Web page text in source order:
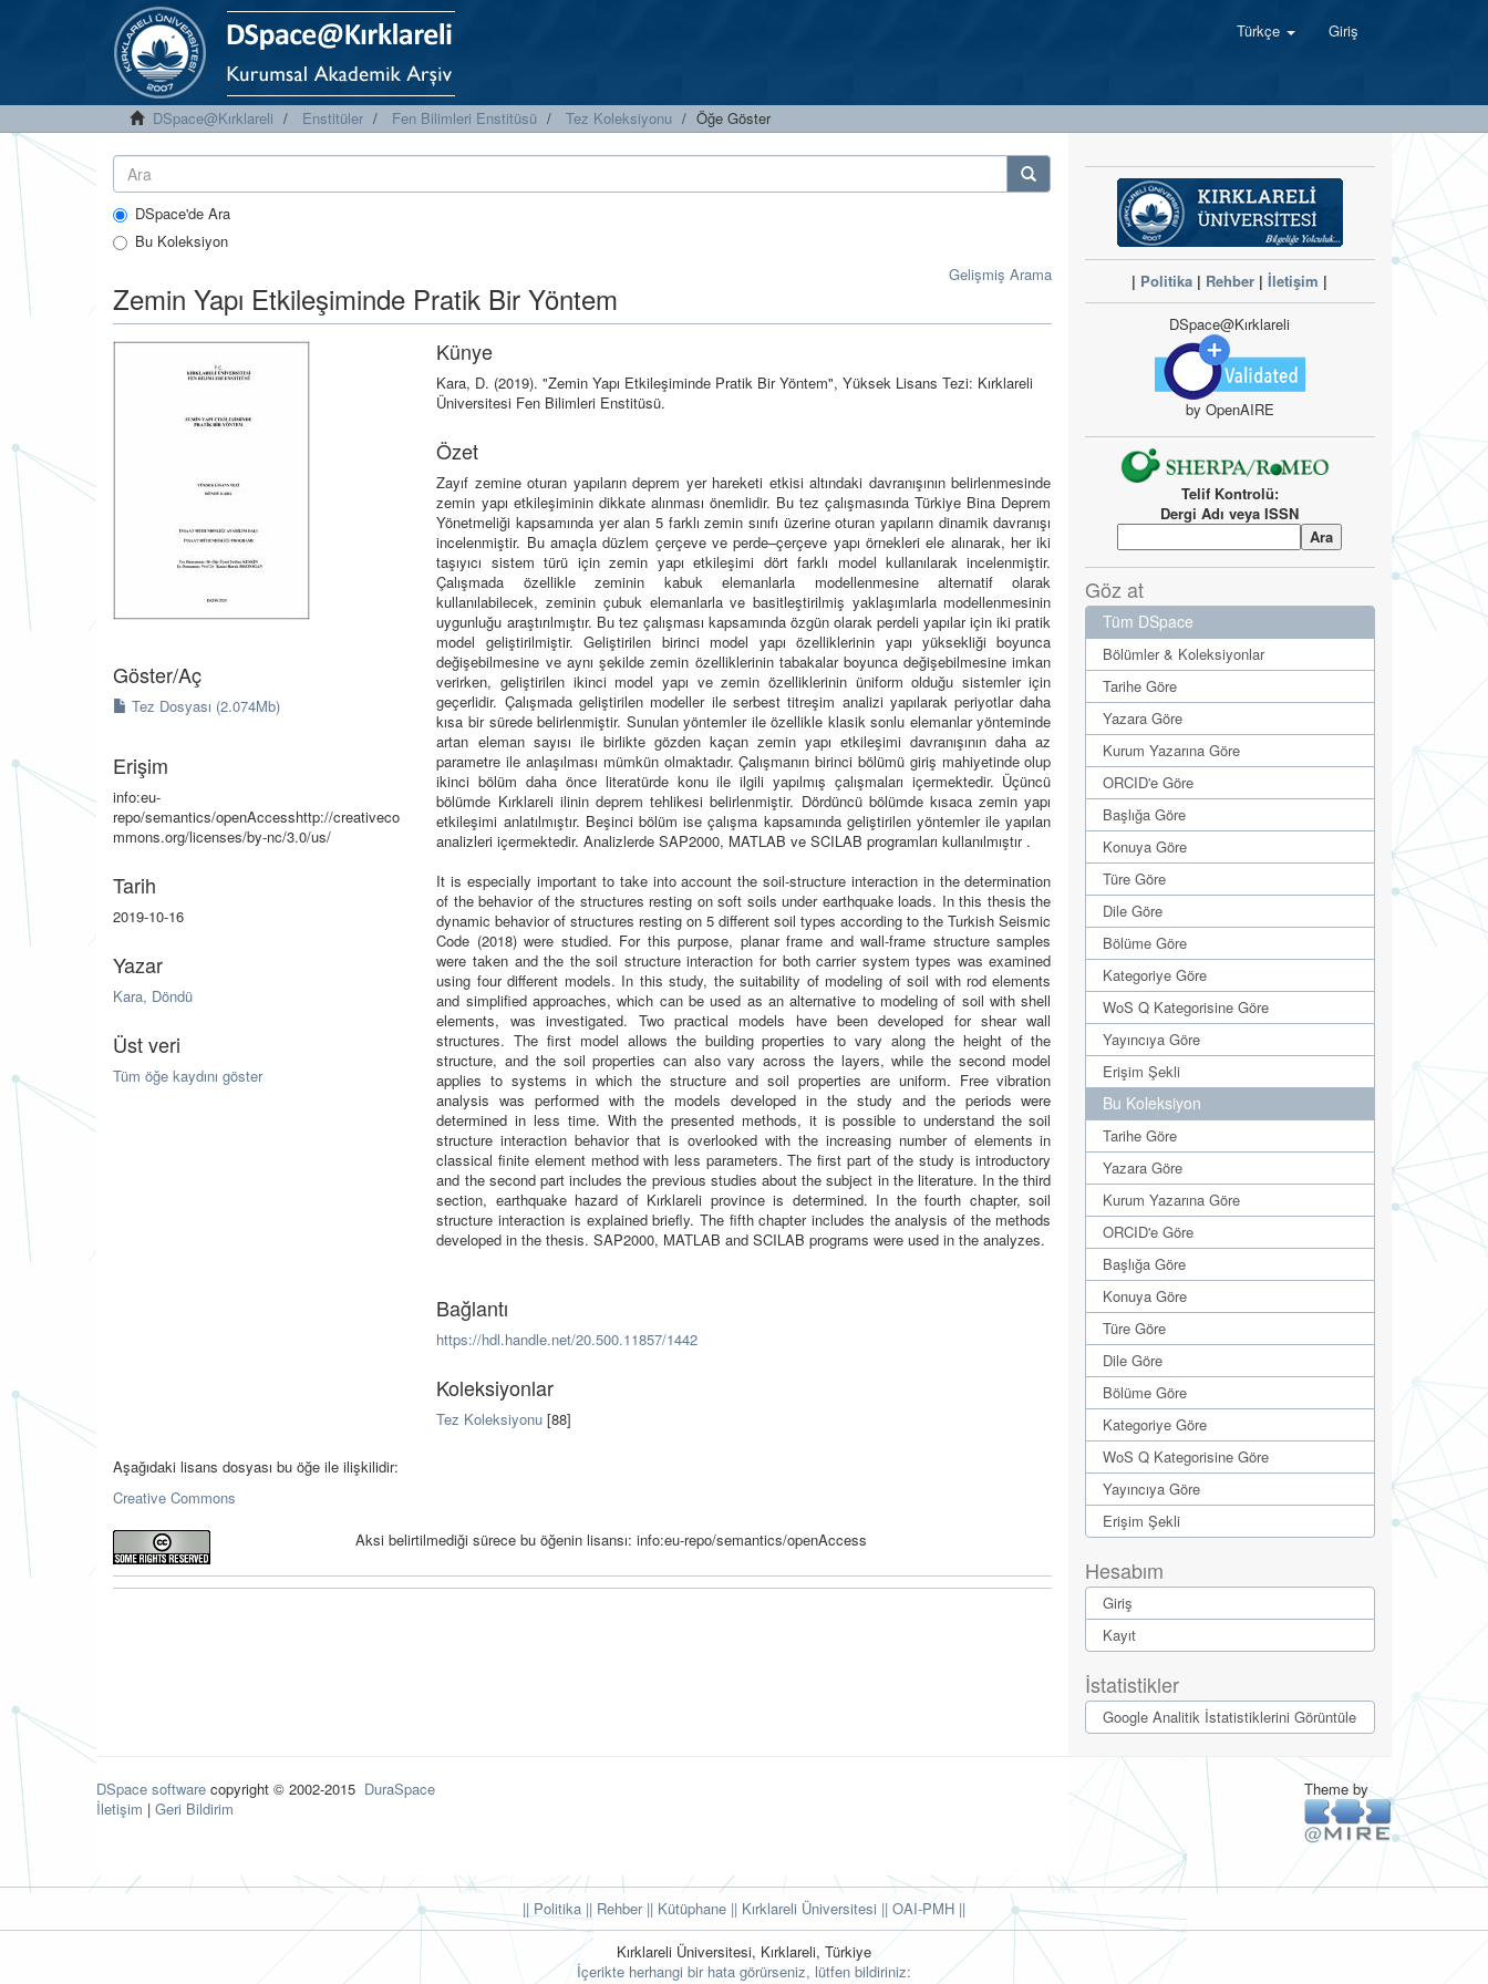
Türkçe Giriş
DSpace@Kırklareli Enstitüler Fen Bilimleri Enstitüsü Tez Koleksiyonu Öğe Göster
DSpace'de Ara
Bu Koleksiyon
Gelişmiş Arama
Zemin Yapı Etkileşiminde Pratik Bir Yöntem
Göster/Aç
Tez Dosyası (2.074Mb)
Erişim
info:eu-
repo/semantics/openAccesshttp://creativeco
mmons.org/licenses/by-nc/3.0/us/
Tarih
2019-10-16
Yazar
Kara, Döndü
Üst veri
Tüm öğe kaydını göster
Künye
Kara, D. (2019). "Zemin Yapı Etkileşiminde Pratik Bir Yöntem", Yüksek Lisans Tezi: Kırklareli
Üniversitesi Fen Bilimleri Enstitüsü.
Özet
Zayıf zemine oturan yapıların deprem yer hareketi etkisi altındaki davranışının belirlenmesinde
zemin yapı etkileşiminin dikkate alınması önemlidir. Bu tez çalışmasında Türkiye Bina Deprem
Yönetmeliği kapsamında yer alan 5 farklı zemin sınıfı üzerine oturan yapıların dinamik davranışı
incelenmiştir. Bu amaçla düzlem çerçeve ve perde–çerçeve yapı örnekleri ele alınarak, her iki
taşıyıcı sistem türü için zemin yapı etkileşimi dört farklı model kullanılarak incelenmiştir.
Çalışmada özellikle zeminin kabuk elemanlarla modellenmesine alternatif olarak
kullanılabilecek, zeminin çubuk elemanlarla ve basitleştirilmiş yaklaşımlarla modellenmesinin
uygunluğu araştırılmıştır. Bu tez çalışması kapsamında özgün olarak perdeli yapılar için iki pratik
model geliştirilmiştir. Geliştirilen birinci model yapı özelliklerinin yapı yüksekliği boyunca
değişebilmesine ve aynı şekilde zemin özelliklerinin tabakalar boyunca değişebilmesine imkan
verirken, geliştirilen ikinci model yapı ve zemin özelliklerinin üniform olduğu sistemler için
geçerlidir. Çalışmada geliştirilen modeller ile serbest titreşim analizi yapılarak periyotlar daha
kısa bir sürede belirlenmiştir. Sunulan yöntemler ile özellikle klasik sonlu elemanlar yönteminde
artan eleman sayısı ile birlikte gözden kaçan zemin yapı etkileşimi davranışının daha az
parametre ile anlaşılması mümkün olmaktadır. Çalışmanın birinci bölümü giriş mahiyetinde olup
ikinci bölüm daha önce literatürde konu ile ilgili yapılmış çalışmaları içermektedir. Üçüncü
bölümde Kırklareli ilinin deprem tehlikesi belirlenmiştir. Dördüncü bölümde kısaca zemin yapı
etkileşimi anlatılmıştır. Beşinci bölüm ise çalışma kapsamında geliştirilen yöntemler ile yapılan
analizleri içermektedir. Analizlerde SAP2000, MATLAB ve SCILAB programları kullanılmıştır .
It is especially important to take into account the soil-structure interaction in the determination
of the behavior of the structures resting on soft soils under earthquake loads. In this thesis the
dynamic behavior of structures resting on 5 different soil types according to the Turkish Seismic
Code (2018) were studied. For this purpose, planar frame and wall-frame structure samples
were taken and the the soil structure interaction for both carrier system types was examined
using four different models. In this study, the suitability of modeling of soil with rod elements
and simplified approaches, which can be used as an alternative to modeling of soil with shell
elements, was investigated. Two practical models have been developed for shear wall
structures. The first model allows the building properties to vary along the height of the
structure, and the soil properties can also vary across the layers, while the second model
applies to systems in which the structure and soil properties are uniform. Free vibration
analysis was performed with the models developed in the study and the periods were
determined in less time. With the presented methods, it is possible to understand the soil
structure interaction behavior that is overlooked with the increasing number of elements in
classical finite element method with less parameters. The first part of the study is introductory
and the second part includes the previous studies about the subject in the literature. In the third
section, earthquake hazard of Kırklareli province is determined. In the fourth chapter, soil
structure interaction is explained briefly. The fifth chapter includes the analysis of the methods
developed in the thesis. SAP2000, MATLAB and SCILAB programs were used in the analyzes.
Bağlantı
https://hdl.handle.net/20.500.11857/1442
Koleksiyonlar
Tez Koleksiyonu [88]
Aşağıdaki lisans dosyası bu öğe ile ilişkilidir:
Creative Commons
Aksi belirtilmediği sürece bu öğenin lisansı: info:eu-repo/semantics/openAccess
| Politika | Rehber |İletişim |
DSpace@Kırklareli
by OpenAIRE
Telif Kontrolü:
Dergi Adı veya ISSN
Göz at
Tüm DSpace
Bölümler & Koleksiyonlar
Tarihe Göre
Yazara Göre
Kurum Yazarına Göre
ORCID'e Göre
Başlığa Göre
Konuya Göre
Türe Göre
Dile Göre
Bölüme Göre
Kategoriye Göre
WoS Q Kategorisine Göre
Yayıncıya Göre
Erişim Şekli
Bu Koleksiyon
Tarihe Göre
Yazara Göre
Kurum Yazarına Göre
ORCID'e Göre
Başlığa Göre
Konuya Göre
Türe Göre
Dile Göre
Bölüme Göre
Kategoriye Göre
WoS Q Kategorisine Göre
Yayıncıya Göre
Erişim Şekli
Hesabım
Giriş
Kayıt
İstatistikler
Google Analitik İstatistiklerini Görüntüle
DSpace software copyright © 2002-2015 DuraSpace
İletişim | Geri Bildirim
Theme by
|| Politika || Rehber|| Kütüphane || Kırklareli Üniversitesi || OAI-PMH ||
Kırklareli Üniversitesi, Kırklareli, Türkiye
İçerikte herhangi bir hata görürseniz, lütfen bildiriniz: